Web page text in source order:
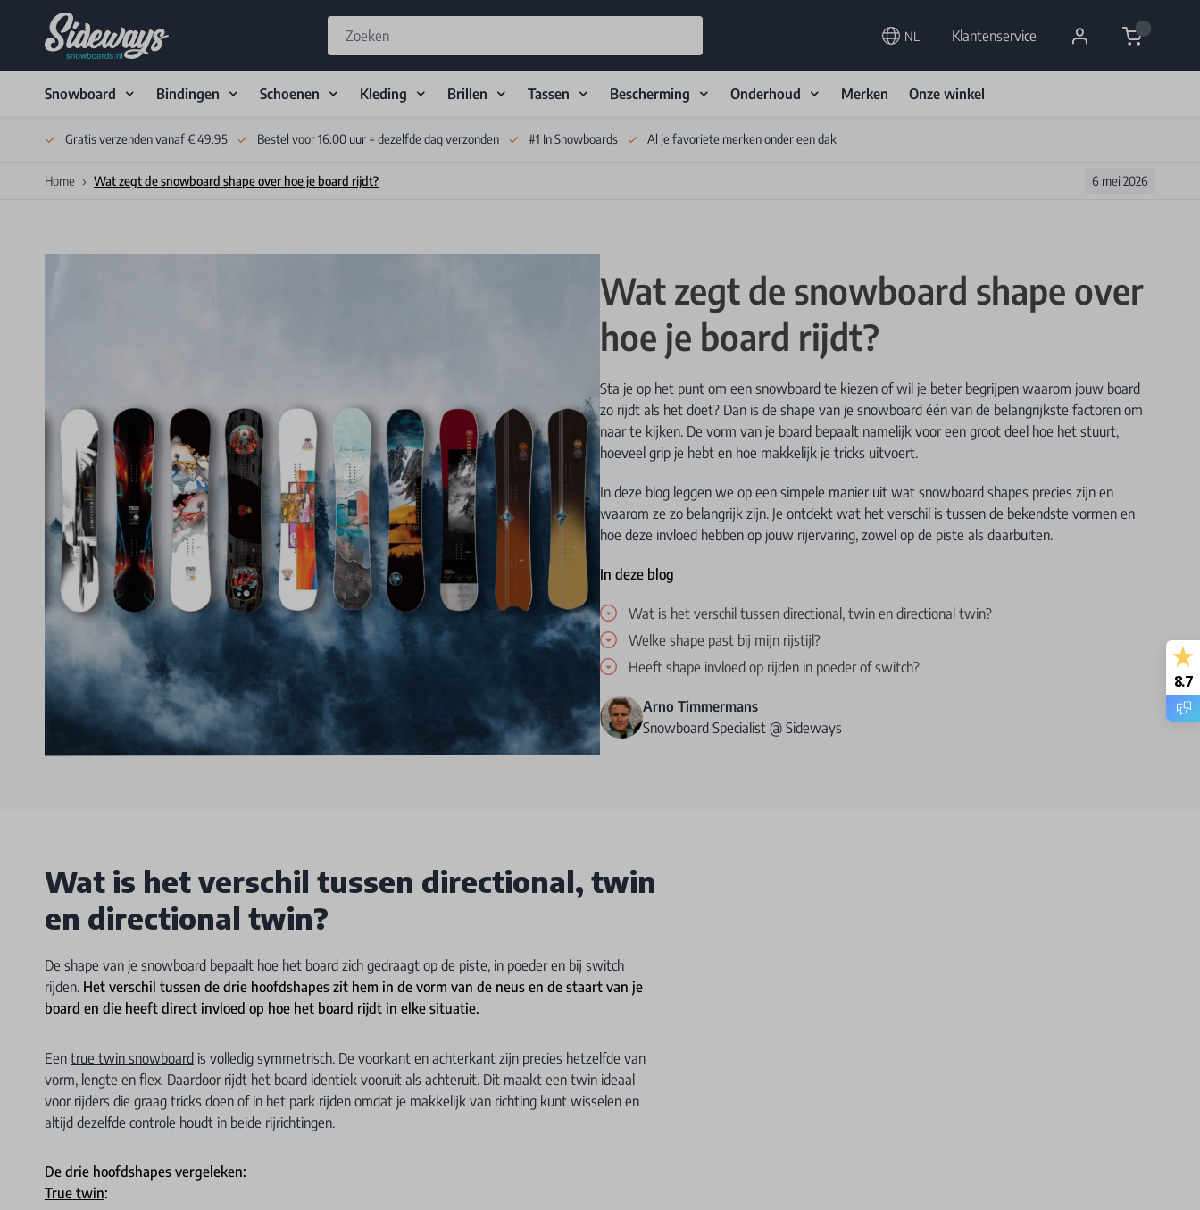
NL Klantenservice Cart
Snowboard Bindingen Schoenen Kleding Brillen Tassen Bescherming Onderhoud Merken Onze winkel
Gratis verzenden vanaf € 49.95 Bestel voor 16:00 uur = dezelfde dag verzonden #1 In Snowboards Al je favoriete merken onder een dak
Home Wat zegt de snowboard shape over hoe je board rijdt? 6 mei 2026
Wat zegt de snowboard shape over
hoe je board rijdt?
Sta je op het punt om een snowboard te kiezen of wil je beter begrijpen waarom jouw board
zo rijdt als het doet? Dan is de shape van je snowboard één van de belangrijkste factoren om
naar te kijken. De vorm van je board bepaalt namelijk voor een groot deel hoe het stuurt,
hoeveel grip je hebt en hoe makkelijk je tricks uitvoert.
In deze blog leggen we op een simpele manier uit wat snowboard shapes precies zijn en
waarom ze zo belangrijk zijn. Je ontdekt wat het verschil is tussen de bekendste vormen en
hoe deze invloed hebben op jouw rijervaring, zowel op de piste als daarbuiten.
In deze blog
Wat is het verschil tussen directional, twin en directional twin?
Welke shape past bij mijn rijstijl?
Heeft shape invloed op rijden in poeder of switch?
Arno Timmermans
Snowboard Specialist @ Sideways
Wat is het verschil tussen directional, twin
en directional twin?
De shape van je snowboard bepaalt hoe het board zich gedraagt op de piste, in poeder en bij switch
rijden. Het verschil tussen de drie hoofdshapes zit hem in de vorm van de neus en de staart van je
board en die heeft direct invloed op hoe het board rijdt in elke situatie.
Een true twin snowboard is volledig symmetrisch. De voorkant en achterkant zijn precies hetzelfde van
vorm, lengte en flex. Daardoor rijdt het board identiek vooruit als achteruit. Dit maakt een twin ideaal
voor rijders die graag tricks doen of in het park rijden omdat je makkelijk van richting kunt wisselen en
altijd dezelfde controle houdt in beide rijrichtingen.
De drie hoofdshapes vergeleken:
True twin:
8.7